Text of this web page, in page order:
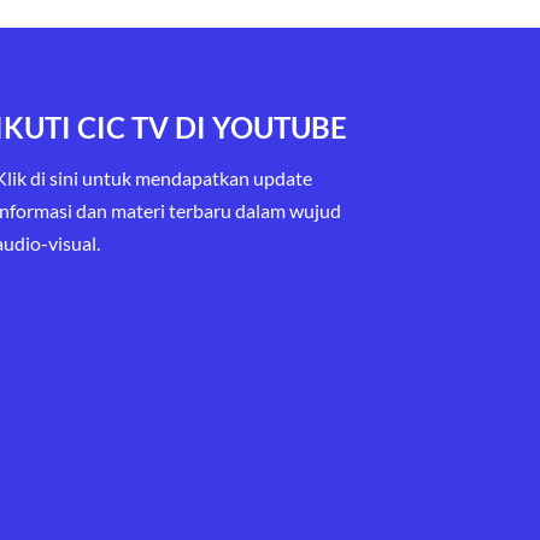
CIC TV DI YOUTUBE
di sini untuk mendapatkan update
dan materi terbaru dalam wujud
visual.